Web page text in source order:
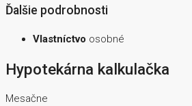
Ďalšie podrobnosti
Vlastníctvo osobné
Hypotekárna kalkulačka
Mesačne